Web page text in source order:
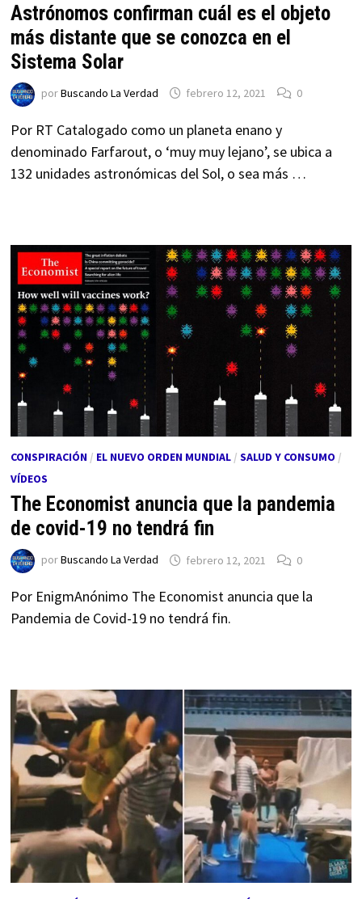
Astrónomos confirman cuál es el objeto
más distante que se conozca en el
Sistema Solar
porBuscando La Verdad febrero 12, 2021 0
Por RT Catalogado como un planeta enano y
denominado Farfarout, o ‘muy muy lejano’, se ubica a
132 unidades astronómicas del Sol, o sea más …
CONSPIRACIÓN/ EL NUEVO ORDEN MUNDIAL/ SALUD Y CONSUMO /
VÍDEOS
The Economist anuncia que la pandemia
de covid-19 no tendrá fin
porBuscando La Verdad febrero 12, 2021 0
Por EnigmAnónimo The Economist anuncia que la
Pandemia de Covid-19 no tendrá fin.